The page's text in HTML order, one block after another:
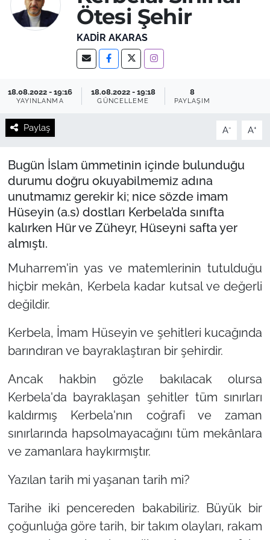
Ötesi Şehir
KADIR AKARAS
18.08.2022 - 19:16
YAYINLANMA
18.08.2022 - 19:18
GÜNCELLEME
8
PAYLAŞIM
Paylaş A- A+
Bugün İslam ümmetinin içinde bulunduğu
durumu doğru okuyabilmemiz adına
unutmamız gerekir ki; nice sözde imam
Hüseyin (a.s) dostları Kerbela’da sınıfta
kalırken Hür ve Züheyr, Hüseyni safta yer
almıştı.
Muharrem'in yas ve matemlerinin tutulduğu
hiçbir mekân, Kerbela kadar kutsal ve değerli
değildir.
Kerbela, İmam Hüseyin ve şehitleri kucağında
barındıran ve bayraklaştıran bir şehirdir.
Ancak hakbin gözle bakılacak olursa
Kerbela'da bayraklaşan şehitler tüm sınırları
kaldırmış Kerbela'nın coğrafi ve zaman
sınırlarında hapsolmayacağını tüm mekânlara
ve zamanlara haykırmıştır.
Yazılan tarih mi yaşanan tarih mi?
Tarihe iki pencereden bakabiliriz. Büyük bir
çoğunluğa göre tarih, bir takım olayları, rakam